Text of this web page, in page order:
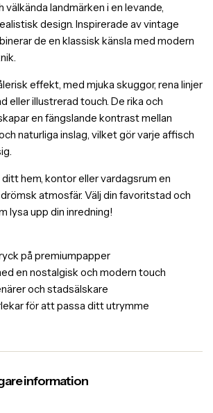
landmärken i en levande,
design. Inspirerade av vintage
de en klassisk känsla med modern
effekt, med mjuka skuggor, rena linjer
eller illustrerad touch. De rika och
en fängslande kontrast mellan
naturliga inslag, vilket gör varje affisch
hem, kontor eller vardagsrum en
atmosfär. Välj din favoritstad och
lysa upp din inredning!
på premiumpapper
en nostalgisk och modern touch
och stadsälskare
för att passa ditt utrymme
information